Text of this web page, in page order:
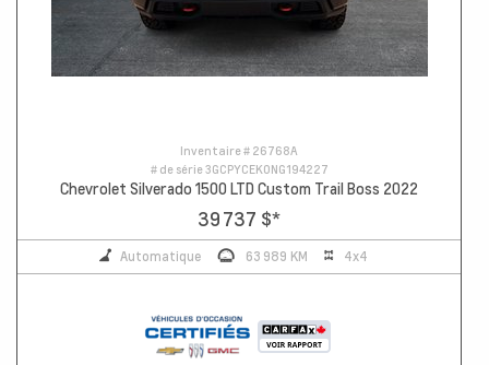
Inventaire # 26768A
# de série3GCPYCEK0NG194227
Chevrolet Silverado 1500 LTD Custom Trail Boss 2022
39 737 $*
Automatique 63 989 KM 4x4